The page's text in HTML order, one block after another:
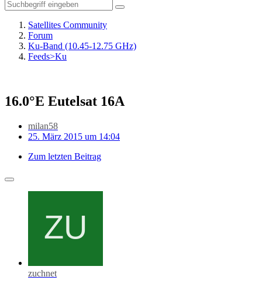
Satellites Community
Forum
Ku-Band (10.45-12.75 GHz)
Feeds>Ku
16.0°E Eutelsat 16A
milan58
25. März 2015 um 14:04
Zum letzten Beitrag
zuchnet